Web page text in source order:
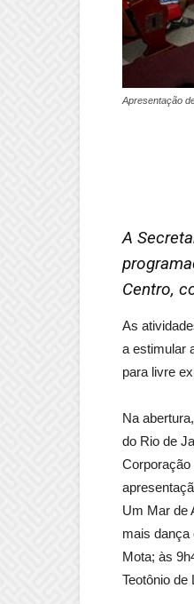
Apresentação
A
Centro,
As
a estimular
para livre
Na
do Rio de
Corporação
Um Mar de
mais dança
Mota; às
Teotônio de